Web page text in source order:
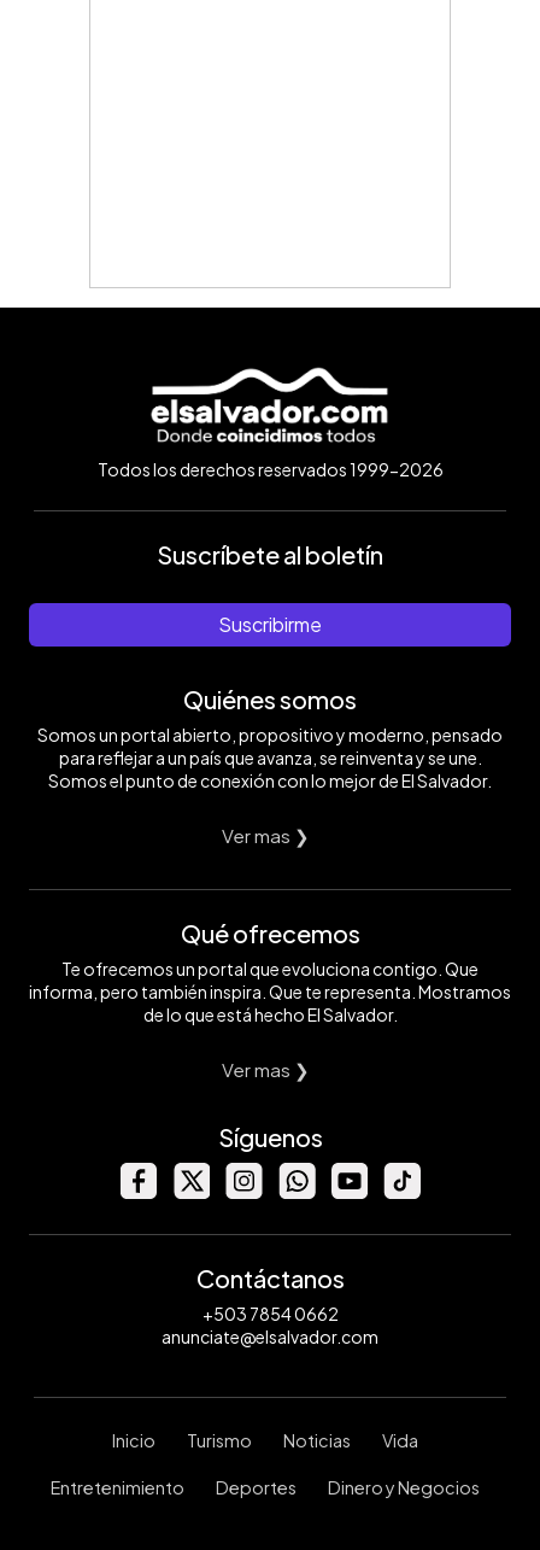
Todos los derechos reservados 1999-2026
Suscríbete al boletín
Suscribirme
Quiénes somos
Somos un portal abierto, propositivo y moderno, pensado
para reflejar a un país que avanza, se reinventa y se une.
Somos el punto de conexión con lo mejor de El Salvador.
Ver mas ❯
Qué ofrecemos
Te ofrecemos un portal que evoluciona contigo. Que
informa, pero también inspira. Que te representa. Mostramos
de lo que está hecho El Salvador.
Ver mas ❯
Síguenos
Contáctanos
+503 7854 0662
anunciate@elsalvador.com
Inicio Turismo Noticias Vida
Entretenimiento Deportes Dinero y Negocios